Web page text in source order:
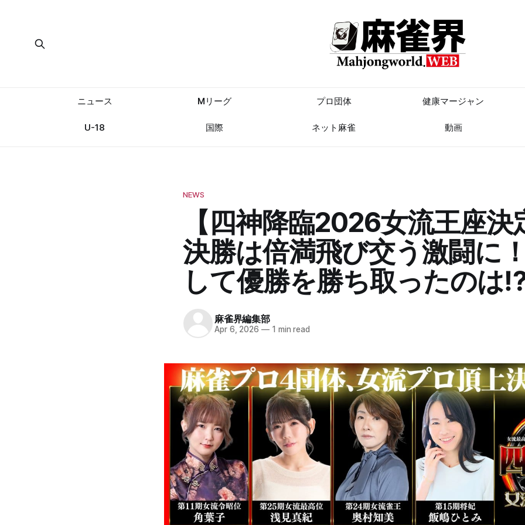
ニュース Mリーグ プロ団体 健康マージャン
U-18 国際 ネット麻雀 動画
NEWS
【四神降臨2026女流王座決
決勝は倍満飛び交う激闘に
して優勝を勝ち取ったのは
麻雀界編集部
Apr 6, 2026 —1 min read